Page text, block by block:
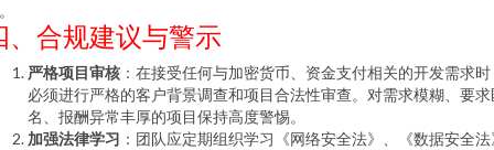
、合规建议与警示
严格项目审核 ：在接受任何与加密货币、资金支付相关的开发需求时
必须进行严格的客户背景调查和项目合法性审查。对需求模糊、要求
名、报酬异常丰厚的项目保持高度警惕。
加强法律学习 ：团队应定期组织学习《网络安全法》、《数据安全法